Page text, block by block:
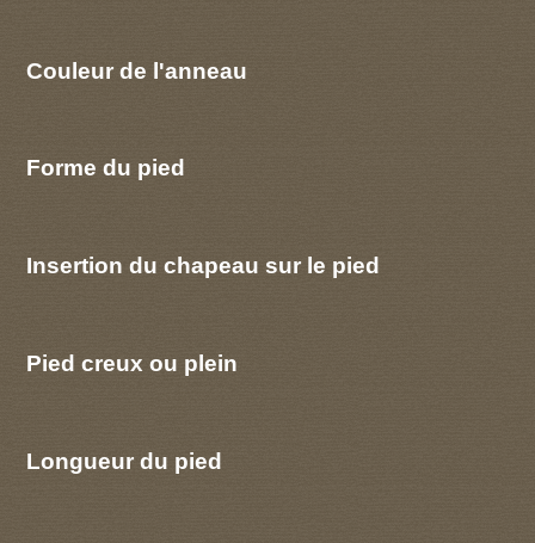
Couleur de l'anneau
Forme du pied
Insertion du chapeau sur le pied
Pied creux ou plein
Longueur du pied